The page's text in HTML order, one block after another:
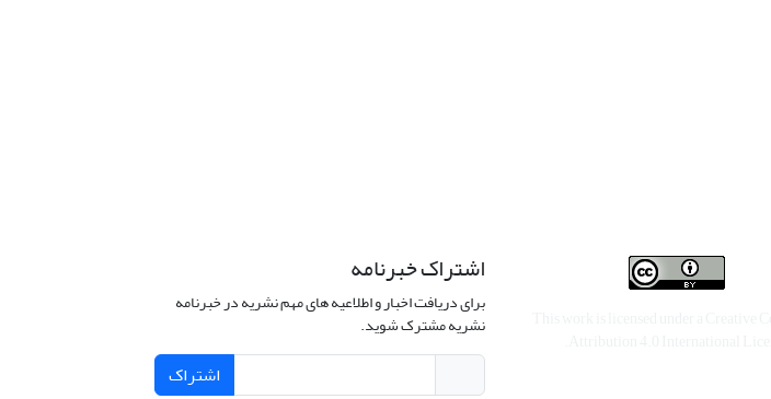
اشتراک خبرنامه
برای دریافت اخبار و اطلاعیه های مهم نشریه در خبرنامه
نشریه مشترک شوید.
اشتراک